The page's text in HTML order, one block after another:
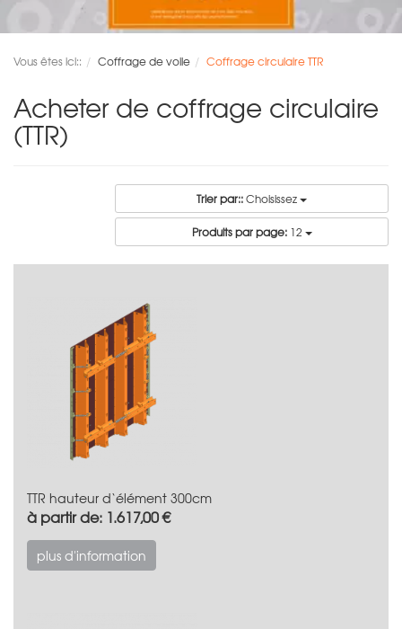
Vous êtes ici:: Coffrage de voile Coffrage circulaire TTR
Acheter de coffrage circulaire
(TTR)
Trier par::Choisissez
Produits par page: 12
TTR hauteur d‘élément 300cm
à partir de: 1.617,00 €
plus d'information